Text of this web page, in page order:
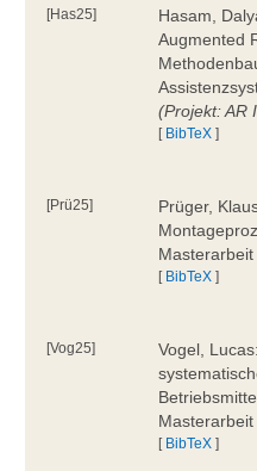
[Has25]
Hasam,
Augmented
(Projekt: AR
[ BibTeX ]
[Prü25]
Prüger,
[ BibTeX ]
[Vog25]
Vogel,
[ BibTeX ]